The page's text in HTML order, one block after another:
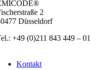
2
Düs­sel­dorf
+49 (0)211 843 449 – 01
Kon­takt